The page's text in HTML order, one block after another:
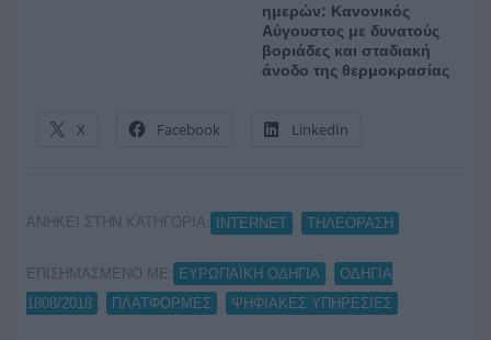
ημερών: Κανονικός
Αύγουστος με δυνατούς
βοριάδες και σταδιακή
άνοδο της θερμοκρασίας
X Facebook LinkedIn
ΑΝΗΚΕΙ ΣΤΗΝ ΚΑΤΗΓΟΡΙΑ: INTERNET ΤΗΛΕΟΡΑΣΗ
ΕΠΙΣΗΜΑΣΜΕΝΟ ΜΕ: ΕΥΡΩΠΑΪΚΗ ΟΔΗΓΙΑ
ΟΔΗΓΙΑ
1808/2018
ΠΛΑΤΦΟΡΜΕΣ ΨΗΦΙΑΚΕΣ ΥΠΗΡΕΣΙΕΣ